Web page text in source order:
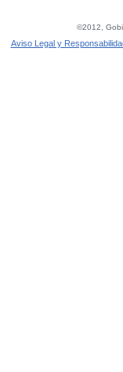
©2012,
Aviso Legal y